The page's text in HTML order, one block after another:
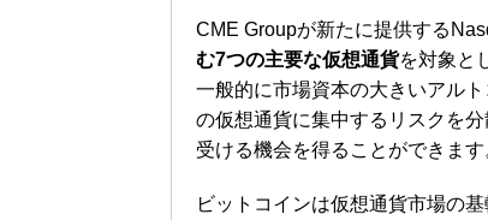
CME Groupが新たに提供する
む7つの主要な仮想通貨を対象と
一般的に市場資本の大きいアル
の仮想通貨に集中するリスクを
受ける機会を得ることができます
ビットコインは仮想通貨市場の